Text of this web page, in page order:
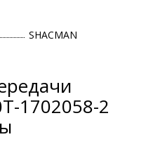
SHACMAN
1702058-2